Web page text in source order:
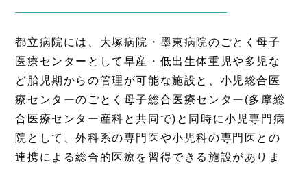
都立病院には、大塚病院・墨東病院のごとく母子
医療センターとして早産・低出生体重児や多児な
ど胎児期からの管理が可能な施設と、小児総合医
療センターのごとく母子総合医療センター(多摩総
合医療センター産科と共同で)と同時に小児専門病
院として、外科系の専門医や小児科の専門医との
連携による総合的医療を習得できる施設がありま